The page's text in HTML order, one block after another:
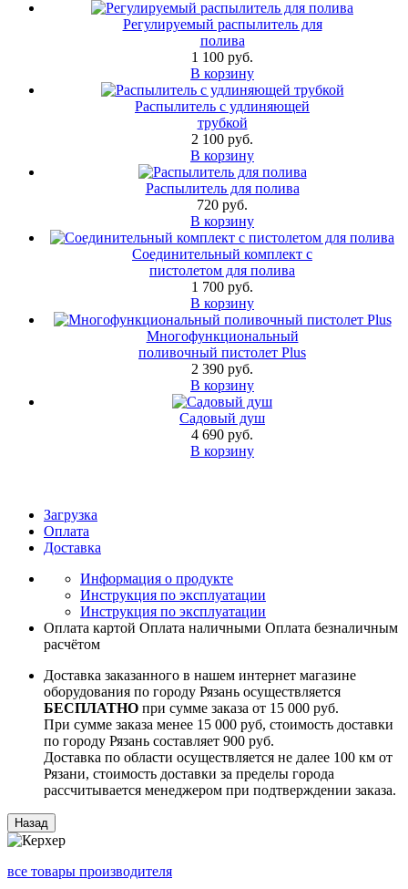
Регулируемый распылитель для
полива
1 100 руб.
В корзину
Распылитель с удлиняющей
трубкой
2 100 руб.
В корзину
Распылитель для полива
720 руб.
В корзину
Соединительный комплект с
пистолетом для полива
1 700 руб.
В корзину
Многофункциональный
поливочный пистолет Plus
2 390 руб.
В корзину
Садовый душ
4 690 руб.
В корзину
Загрузка
Оплата
Доставка
Информация о продукте
Инструкция по эксплуатации
Инструкция по эксплуатации
Оплата картой Оплата наличными Оплата безналичным
расчётом
Доставка заказанного в нашем интернет магазине
оборудования по городу Рязань осуществляется
БЕСПЛАТНО при сумме заказа от 15 000 руб.
При сумме заказа менее 15 000 руб, стоимость доставки
по городу Рязань составляет 900 руб.
Доставка по области осуществляется не далее 100 км от
Рязани, стоимость доставки за пределы города
рассчитывается менеджером при подтверждении заказа.
все товары производителя